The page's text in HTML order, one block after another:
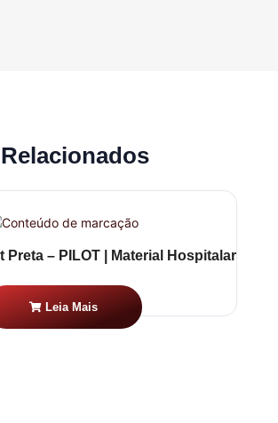
Preta – PILOT | Material Hospitalar
Leia Mais